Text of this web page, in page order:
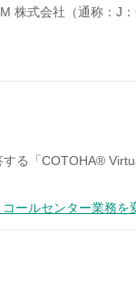
株式会社（通称：J
る「COTOHA®
ールセンター業務を